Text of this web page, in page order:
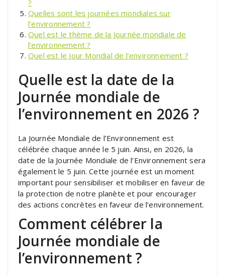
?
Quelles sont les journées mondiales sur
l’environnement ?
Quel est le thème de la Journée mondiale de
l’environnement ?
Quel est le Jour Mondial de l’environnement ?
Quelle est la date de la
Journée mondiale de
l’environnement en 2026 ?
La Journée Mondiale de l’Environnement est
célébrée chaque année le 5 juin. Ainsi, en 2026, la
date de la Journée Mondiale de l’Environnement sera
également le 5 juin. Cette journée est un moment
important pour sensibiliser et mobiliser en faveur de
la protection de notre planète et pour encourager
des actions concrètes en faveur de l’environnement.
Comment célébrer la
Journée mondiale de
l’environnement ?